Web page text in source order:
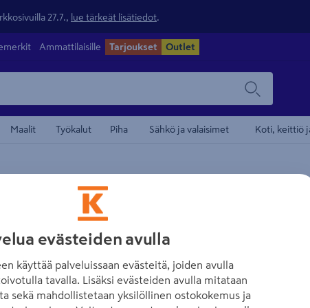
27.7., lue tärkeät lisätiedot
Ammattilaisille Tarjoukset Outlet
Maalit Työkalut Piha Sähkö ja valaisimet Koti, keittiö
Hiekoitusastia Inora 120l
Tuotenumero:
Kotimainen hiekka-astia, joka on
säänkestävästä polyeteenistä.
evästeiden avulla
käyttää palveluissaan evästeitä, joiden avulla
tavalla. Lisäksi evästeiden avulla mitataan
sekä mahdollistetaan yksilöllinen ostokokemus ja